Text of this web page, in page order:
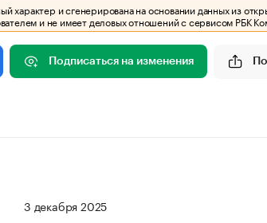
характер и сгенерирована на основании данных из
и не имеет деловых отношений с сервисом РБК
Подписаться на изменения
3 декабря 2025